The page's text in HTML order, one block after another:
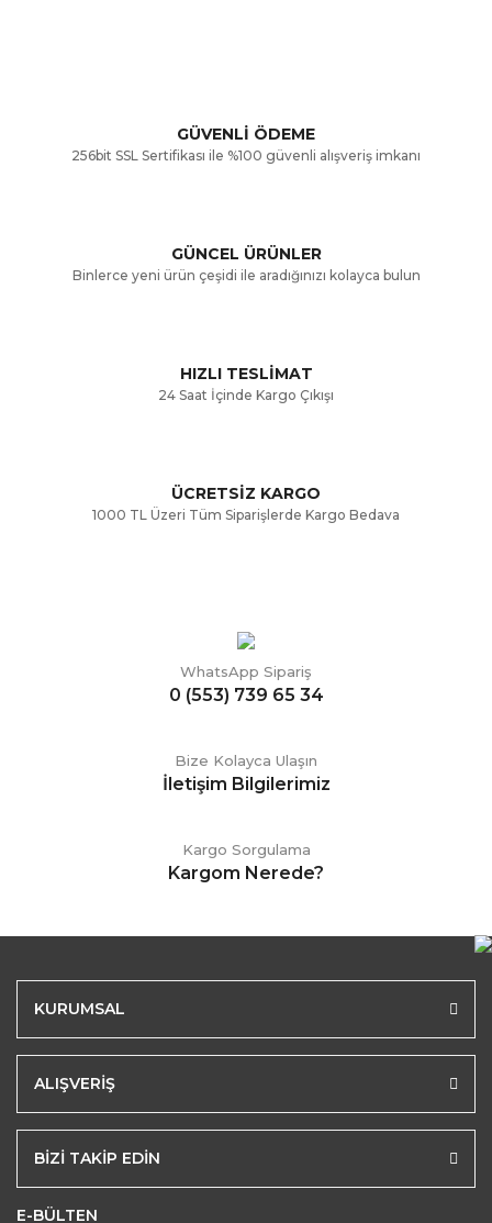
Ürün resmi kalitesiz, bozuk veya görüntülenemiyor.
Ürün bilgilerinde hatalar bulunuyor.
Gönder
GÜVENLİ ÖDEME
256bit SSL Sertifikası ile %100 güvenli alışveriş imkanı
GÜNCEL ÜRÜNLER
Binlerce yeni ürün çeşidi ile aradığınızı kolayca bulun
HIZLI TESLİMAT
24 Saat İçinde Kargo Çıkışı
ÜCRETSİZ KARGO
1000 TL Üzeri Tüm Siparişlerde Kargo Bedava
WhatsApp Sipariş
0 (553) 739 65 34
Bize Kolayca Ulaşın
İletişim Bilgilerimiz
Kargo Sorgulama
Kargom Nerede?
KURUMSAL
ALIŞVERİŞ
BİZİ TAKİP EDİN
E-BÜLTEN